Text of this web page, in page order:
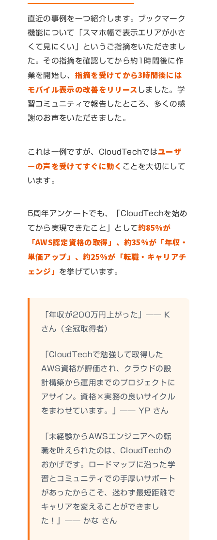
直近の事例を一つ紹介します。ブックマーク
機能について「スマホ幅で表示エリアが小さ
くて見にくい」というご指摘をいただきまし
た。その指摘を確認してから約1時間後に作
業を開始し、 指摘を受けてから3時間後には
モバイル表示の改善をリリース しました。学
習コミュニティで報告したところ、多くの感
謝のお声をいただきました。
これは一例ですが、CloudTechではユーザ
ーの声を受けてすぐに動く ことを大切にして
います。
5周年アンケートでも、「CloudTechを始め
てから実現できたこと」として約85%が
「AWS認定資格の取得」、約35%が「年収・
単価アップ」、約25%が「転職・キャリアチ
ェンジ」
を挙げています。
「年収が200万円上がった」── K
さん（全冠取得者）
「CloudTechで勉強して取得した
AWS資格が評価され、クラウドの設
計構築から運用までのプロジェクトに
アサイン。資格×実務の良いサイクル
をまわせています。」── YP さん
「未経験からAWSエンジニアへの転
職を叶えられたのは、CloudTechの
おかげです。ロードマップに沿った学
習とコミュニティでの手厚いサポート
があったからこそ、迷わず最短距離で
キャリアを変えることができまし
た！」── かな さん